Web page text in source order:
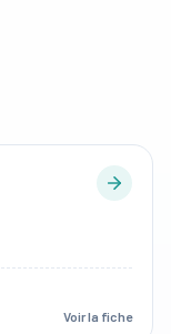
Voir la fiche